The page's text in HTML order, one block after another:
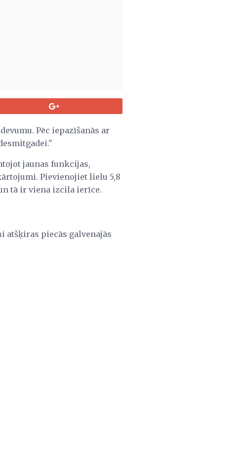
Pēc iepazīšanās ar
jaunas funkcijas,
Pievienojiet lielu 5,8
tā ir viena izcila ierīce.
atšķiras piecās galvenajās